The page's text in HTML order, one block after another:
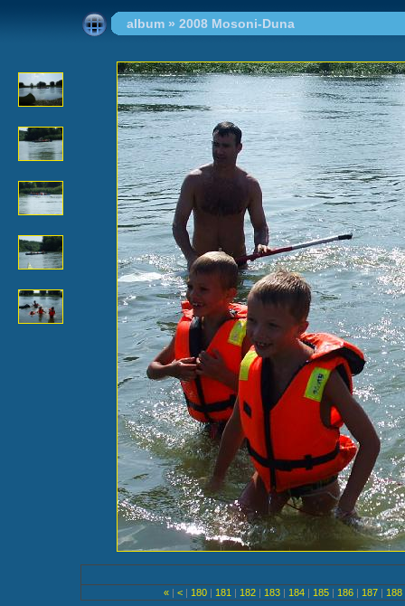
album » 2008 Mosoni-Duna
« | < | 180 | 181 | 182 | 183 | 184 | 185 | 186 | 187 | 188